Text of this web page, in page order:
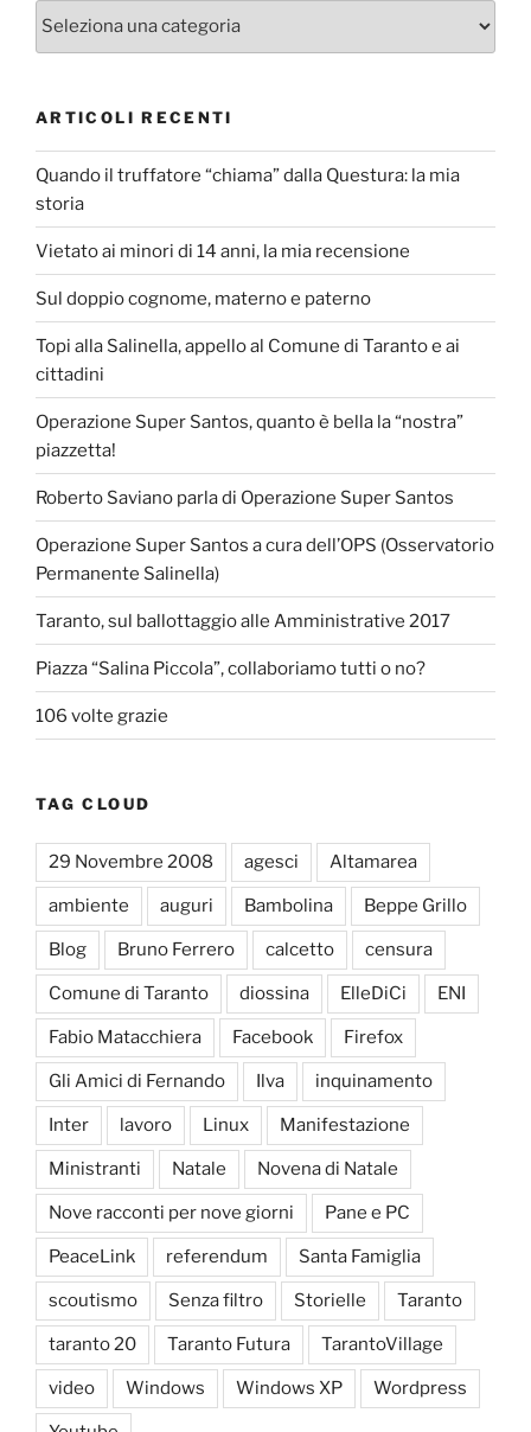
Categorie
ARTICOLI RECENTI
Quando il truffatore “chiama” dalla Questura: la mia
storia
Vietato ai minori di 14 anni, la mia recensione
Sul doppio cognome, materno e paterno
Topi alla Salinella, appello al Comune di Taranto e ai
cittadini
Operazione Super Santos, quanto è bella la “nostra”
piazzetta!
Roberto Saviano parla di Operazione Super Santos
Operazione Super Santos a cura dell’OPS (Osservatorio
Permanente Salinella)
Taranto, sul ballottaggio alle Amministrative 2017
Piazza “Salina Piccola”, collaboriamo tutti o no?
106 volte grazie
TAG CLOUD
29 Novembre 2008 agesci Altamarea
ambiente auguri Bambolina Beppe Grillo
Blog Bruno Ferrero calcetto censura
Comune di Taranto diossina ElleDiCi ENI
Fabio Matacchiera Facebook Firefox
Gli Amici di Fernando Ilva inquinamento
Inter lavoro Linux Manifestazione
Ministranti Natale Novena di Natale
Nove racconti per nove giorni Pane e PC
PeaceLink referendum Santa Famiglia
scoutismo Senza filtro Storielle Taranto
taranto 20 Taranto Futura TarantoVillage
video Windows Windows XP Wordpress